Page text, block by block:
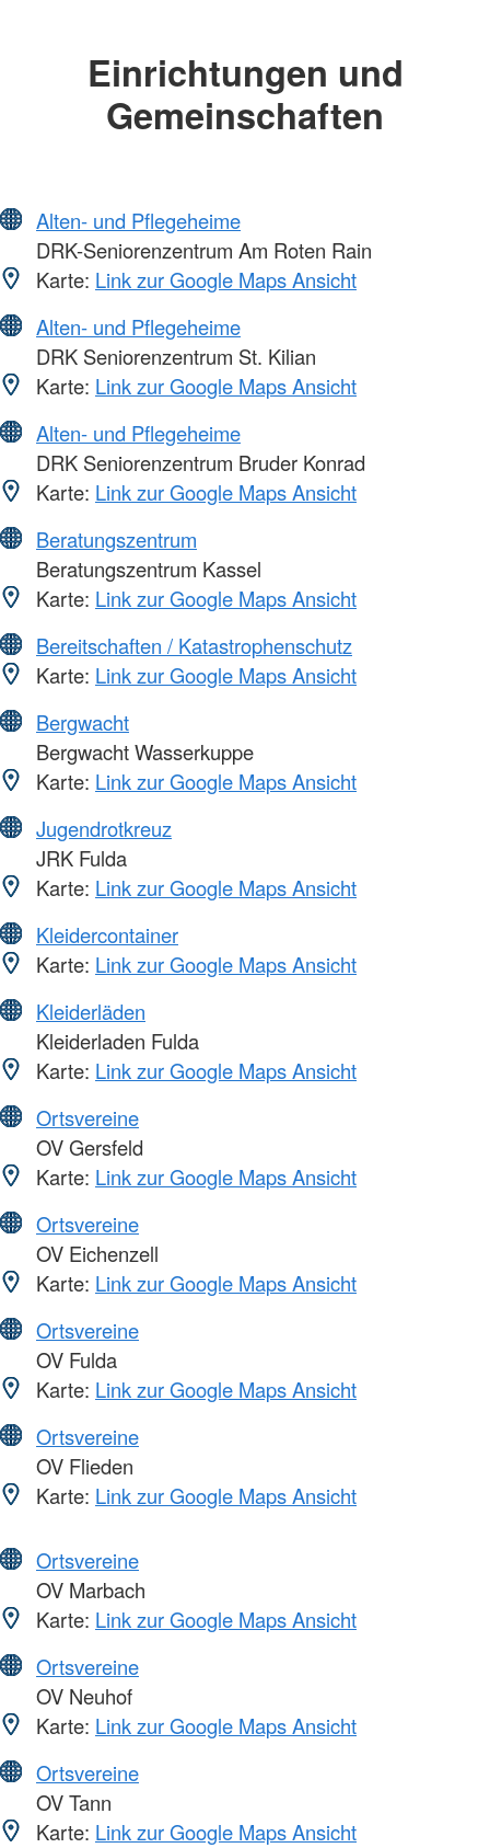
Einrichtungen und
Gemeinschaften
Alten- und Pflegeheime
DRK-Seniorenzentrum Am Roten Rain
Karte: Link zur Google Maps Ansicht
Alten- und Pflegeheime
DRK Seniorenzentrum St. Kilian
Karte: Link zur Google Maps Ansicht
Alten- und Pflegeheime
DRK Seniorenzentrum Bruder Konrad
Karte: Link zur Google Maps Ansicht
Beratungszentrum
Beratungszentrum Kassel
Karte: Link zur Google Maps Ansicht
Bereitschaften / Katastrophenschutz
Karte: Link zur Google Maps Ansicht
Bergwacht
Bergwacht Wasserkuppe
Karte: Link zur Google Maps Ansicht
Jugendrotkreuz
JRK Fulda
Karte: Link zur Google Maps Ansicht
Kleidercontainer
Karte: Link zur Google Maps Ansicht
Kleiderläden
Kleiderladen Fulda
Karte: Link zur Google Maps Ansicht
Ortsvereine
OV Gersfeld
Karte: Link zur Google Maps Ansicht
Ortsvereine
OV Eichenzell
Karte: Link zur Google Maps Ansicht
Ortsvereine
OV Fulda
Karte: Link zur Google Maps Ansicht
Ortsvereine
OV Flieden
Karte: Link zur Google Maps Ansicht
Ortsvereine
OV Marbach
Karte: Link zur Google Maps Ansicht
Ortsvereine
OV Neuhof
Karte: Link zur Google Maps Ansicht
Ortsvereine
OV Tann
Karte: Link zur Google Maps Ansicht